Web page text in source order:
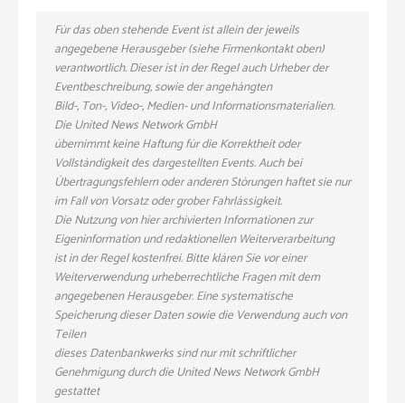
Für das oben stehende Event ist allein der jeweils
angegebene Herausgeber (siehe Firmenkontakt oben)
verantwortlich. Dieser ist in der Regel auch Urheber der
Eventbeschreibung, sowie der angehängten
Bild-, Ton-, Video-, Medien- und Informationsmaterialien.
Die United News Network GmbH
übernimmt keine Haftung für die Korrektheit oder
Vollständigkeit des dargestellten Events. Auch bei
Übertragungsfehlern oder anderen Störungen haftet sie nur
im Fall von Vorsatz oder grober Fahrlässigkeit.
Die Nutzung von hier archivierten Informationen zur
Eigeninformation und redaktionellen Weiterverarbeitung
ist in der Regel kostenfrei. Bitte klären Sie vor einer
Weiterverwendung urheberrechtliche Fragen mit dem
angegebenen Herausgeber. Eine systematische
Speicherung dieser Daten sowie die Verwendung auch von
Teilen
dieses Datenbankwerks sind nur mit schriftlicher
Genehmigung durch die United News Network GmbH
gestattet